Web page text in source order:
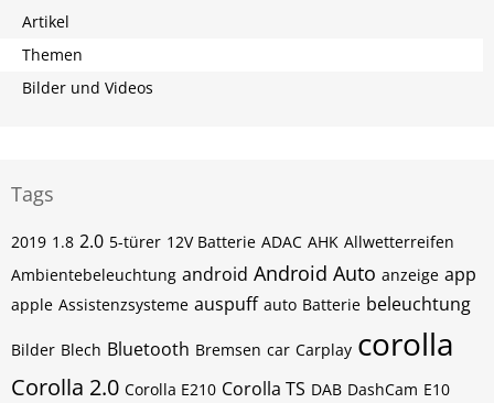
Artikel
Themen
Bilder und Videos
Tags
2019 1.8 2.0 5-türer 12V Batterie ADAC AHK Allwetterreifen
Ambientebeleuchtung android Android Auto anzeige app
apple Assistenzsysteme auspuff auto Batterie beleuchtung
Bilder Blech Bluetooth Bremsen car Carplay corolla
Corolla 2.0 Corolla E210 Corolla TS DAB DashCam E10